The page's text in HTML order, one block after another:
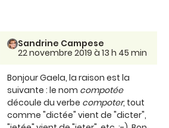
Sandrine Campese
22 novembre 2019 à 13 h 45 min
Bonjour Gaela, la raison est la
suivante : le nom compotée
découle du verbe compoter, tout
comme "dictée" vient de "dicter",